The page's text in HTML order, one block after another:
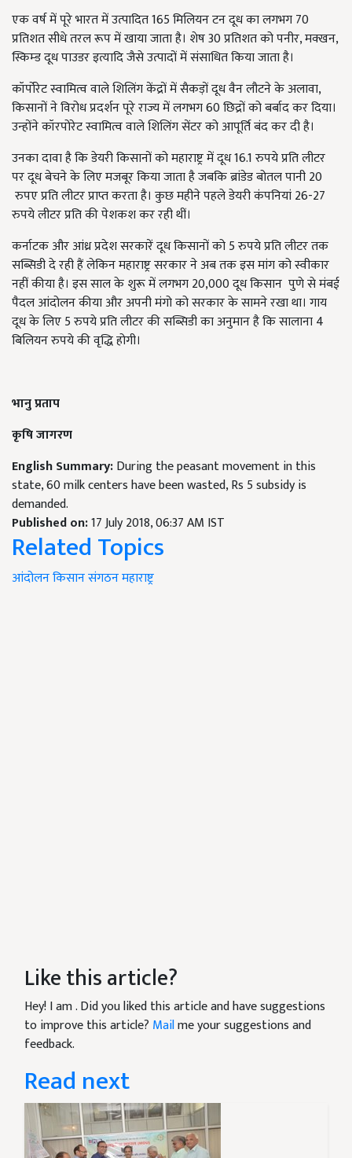
एक वर्ष में पूरे भारत में उत्पादित 165 मिलियन टन दूध का लगभग 70
प्रतिशत सीधे तरल रूप में खाया जाता है। शेष 30 प्रतिशत को पनीर, मक्खन,
स्किम्ड दूध पाउडर इत्यादि जैसे उत्पादों में संसाधित किया जाता है।
कॉर्पोरेट स्वामित्व वाले शिलिंग केंद्रों में सैकड़ों दूध वैन लौटने के अलावा,
किसानों ने विरोध प्रदर्शन पूरे राज्य में लगभग 60 छिद्रों को बर्बाद कर दिया।
उन्होंने कॉरपोरेट स्वामित्व वाले शिलिंग सेंटर को आपूर्ति बंद कर दी है।
उनका दावा है कि डेयरी किसानों को महाराष्ट्र में दूध 16.1 रुपये प्रति लीटर
पर दूध बेचने के लिए मजबूर किया जाता है जबकि ब्रांडेड बोतल पानी 20
रुपए प्रति लीटर प्राप्त करता है। कुछ महीने पहले डेयरी कंपनियां 26-27
रुपये लीटर प्रति की पेशकश कर रही थीं।
कर्नाटक और आंध्र प्रदेश सरकारें दूध किसानों को 5 रुपये प्रति लीटर तक
सब्सिडी दे रही हैं लेकिन महाराष्ट्र सरकार ने अब तक इस मांग को स्वीकार
नहीं कीया है। इस साल के शुरू में लगभग 20,000 दूध किसान पुणे से मंबई
पैदल आंदोलन कीया और अपनी मंगो को सरकार के सामने रखा था। गाय
दूध के लिए 5 रुपये प्रति लीटर की सब्सिडी का अनुमान है कि सालाना 4
बिलियन रुपये की वृद्धि होगी।
भानु प्रताप
कृषि जागरण
English Summary:During the peasant movement in this
state, 60 milk centers have been wasted, Rs 5 subsidy is
demanded.
Published on:17 July 2018, 06:37 AM IST
Related Topics
आंदोलनकिसानसंगठनमहाराष्ट्र
Like this article?
Hey! I am. Did you liked this article and have suggestions
to improve this article? Mailme your suggestions and
feedback.
Read next